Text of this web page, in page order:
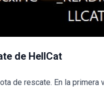
de HellCat
de rescate. En la primera